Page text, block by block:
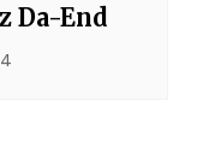
Da-End